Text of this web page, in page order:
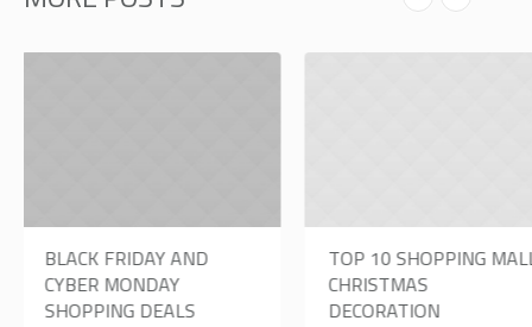
TOP 10 SHOPPING MALL
CHRISTMAS
DECORATION
WILL ROLLERBLADING
HELP ME GET THINNER
THIGHS?